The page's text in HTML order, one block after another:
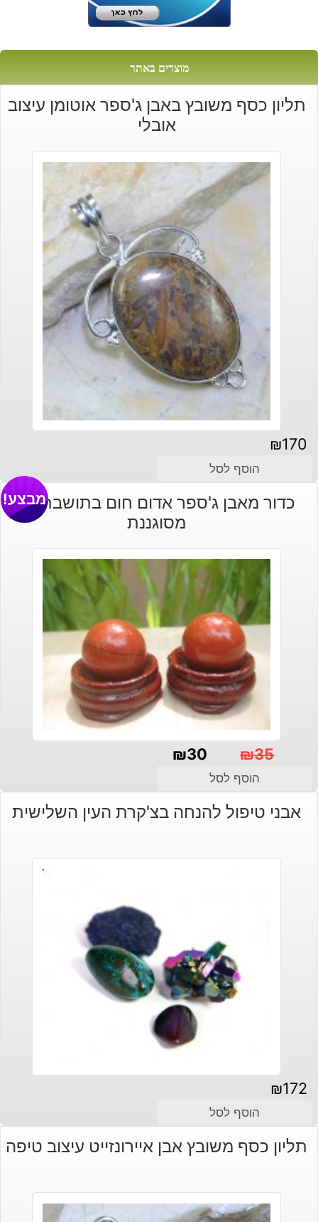
מוצרים באתר
תליון כסף משובץ באבן ג'ספר אוטומן עיצוב
אובלי
₪170
הוסף לסל
כדור מאבן ג'ספר אדום חום בתושבת עץ
מסוגננת
מבצע!
₪35
המקורי
היה:
₪30
הנוכחי
הוא:
הוסף לסל
אבני טיפול להנחה בצ'קרת העין השלישית
₪172
הוסף לסל
תליון כסף משובץ אבן איירונזייט עיצוב טיפה